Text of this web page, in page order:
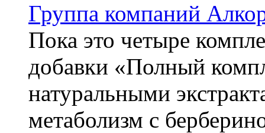
Группа компаний
Пока это четыре
добавки «Полный
натуральными
метаболизм с